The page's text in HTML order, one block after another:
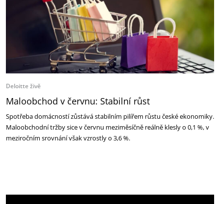
Deloitte živě
Maloobchod v červnu: Stabilní růst
Spotřeba domácností zůstává stabilním pilířem růstu české ekonomiky.
Maloobchodní tržby sice v červnu meziměsíčně reálně klesly o 0,1 %, v
meziročním srovnání však vzrostly o 3,6 %.